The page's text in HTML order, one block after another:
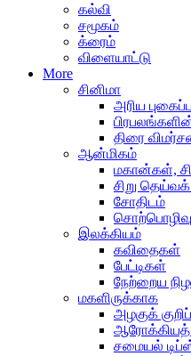
கல்வி
சமூகம்
க்ரைம்
விளையாட்டு
More
சினிமா
அரிய
திரை
ஆன்மிகம்
மகான்கள்,
சிறு
சோதிடம்
இலக்கியம்
கவிதைகள்
பேட்டிகள்
நேற்றைய
மகளிருக்காக
அழகுக்
சமையல்